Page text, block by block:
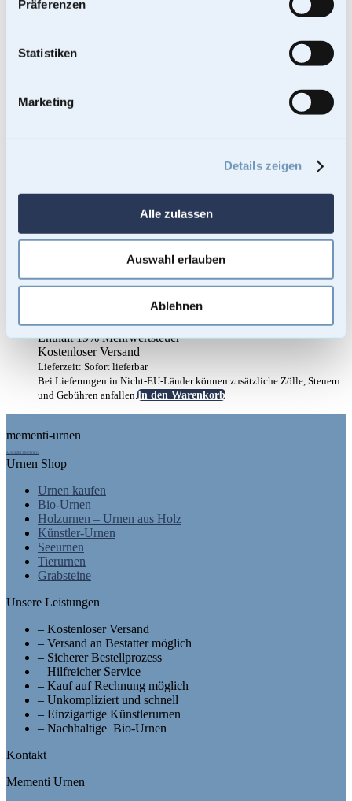
Präferenzen
Statistiken
Marketing
Details zeigen
Alle zulassen
Auswahl erlauben
Ablehnen
Tierurne Vale 1L
Enthält 19% Mehrwertsteuer
Kostenloser Versand
Lieferzeit: Sofort lieferbar
Bei Lieferungen in Nicht-EU-Länder können zusätzliche Zölle, Steuern
und Gebühren anfallen.In den Warenkorb
mementi-urnen
AUSGEZEICHNET.ORG
Urnen Shop
Urnen kaufen
Bio-Urnen
Holzurnen – Urnen aus Holz
Künstler-Urnen
Seeurnen
Tierurnen
Grabsteine
Unsere Leistungen
– Kostenloser Versand
– Versand an Bestatter möglich
– Sicherer Bestellprozess
– Hilfreicher Service
– Kauf auf Rechnung möglich
– Unkompliziert und schnell
– Einzigartige Künstlerurnen
– Nachhaltige Bio-Urnen
Kontakt
Mementi Urnen